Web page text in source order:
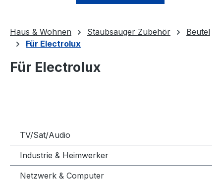
Haus & Wohnen Staubsauger Zubehör
Beutel
Für Electrolux
Für Electrolux
TV/Sat/Audio
Industrie & Heimwerker
Netzwerk & Computer